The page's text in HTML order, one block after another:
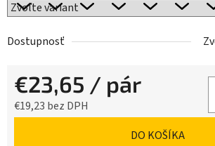
Dostupnosť
€23,65 / pár
€19,23 bez DPH
DO KOŠÍKA